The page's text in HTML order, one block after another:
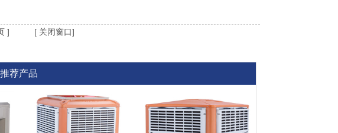
] [ 关闭窗口]
推荐产品